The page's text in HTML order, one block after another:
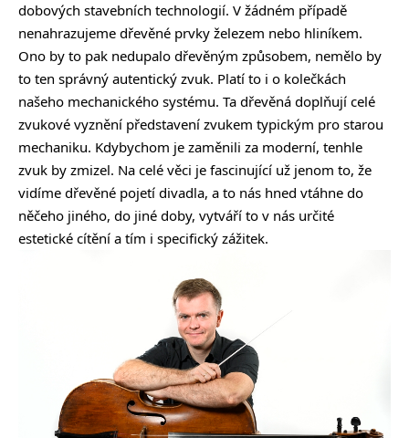
dobových stavebních technologií. V žádném případě
nenahrazujeme dřevěné prvky železem nebo hliníkem.
Ono by to pak nedupalo dřevěným způsobem, nemělo by
to ten správný autentický zvuk. Platí to i o kolečkách
našeho mechanického systému. Ta dřevěná doplňují celé
zvukové vyznění představení zvukem typickým pro starou
mechaniku. Kdybychom je zaměnili za moderní, tenhle
zvuk by zmizel. Na celé věci je fascinující už jenom to, že
vidíme dřevěné pojetí divadla, a to nás hned vtáhne do
něčeho jiného, do jiné doby, vytváří to v nás určité
estetické cítění a tím i specifický zážitek.